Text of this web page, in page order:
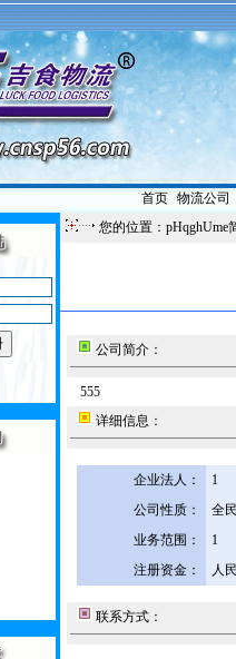
首页| 物流公司
您的位置：pHqghUme
公司简介：
555
详细信息：
企业法人：
1
公司性质：
全
业务范围：
1
注册资金：
人
联系方式：